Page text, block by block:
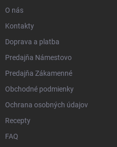
O nás
Kontakty
Doprava a platba
Predajňa Námestovo
Predajňa Zákamenné
Obchodné podmienky
Ochrana osobných údajov
Recepty
FAQ